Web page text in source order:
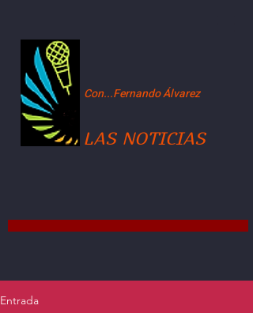
Con...Fernando Álvarez
LAS NOTICIAS
Entrada